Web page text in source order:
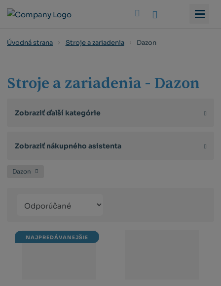
Úvodná strana Stroje a zariadenia Dazon
Stroje a zariadenia - Dazon
Zobraziť ďalší kategórie
Zobraziť nákupného asistenta
Dazon
produktů
NAJPREDÁVANEJŠIE